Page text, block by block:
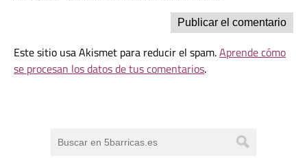
Este sitio usa Akismet para reducir el spam.Aprende cómo
se procesan los datos de tus comentarios.